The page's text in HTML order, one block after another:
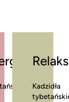
Relaks
Kadzidła